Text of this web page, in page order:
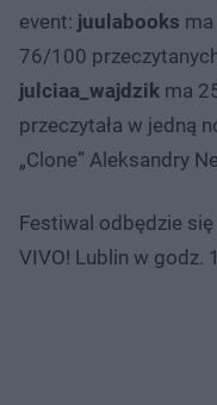
event: juulabooks
76/100
julciaa_wajdzik ma
przeczytała w jedną
„Clone” Aleksandry
Festiwal odbędzie
VIVO! Lublin w godz.